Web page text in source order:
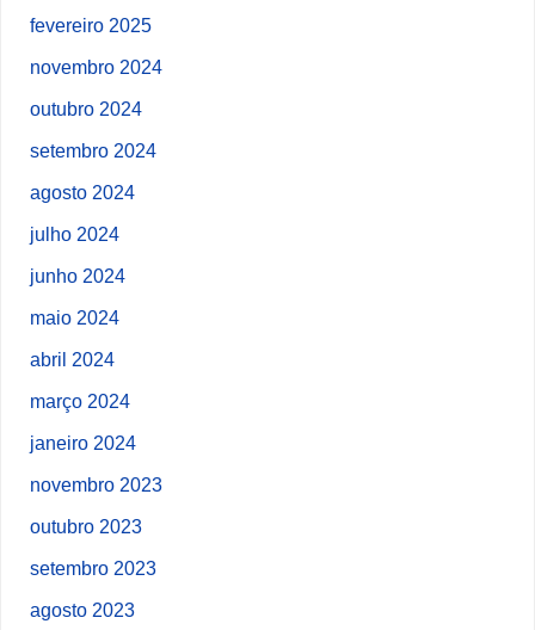
fevereiro 2025
novembro 2024
outubro 2024
setembro 2024
agosto 2024
julho 2024
junho 2024
maio 2024
abril 2024
março 2024
janeiro 2024
novembro 2023
outubro 2023
setembro 2023
agosto 2023